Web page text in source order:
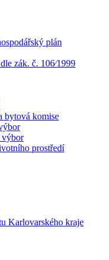
plán
zák. č. 106⁄1999
bytová komise
výbor
prostředí
Karlovarského kraje